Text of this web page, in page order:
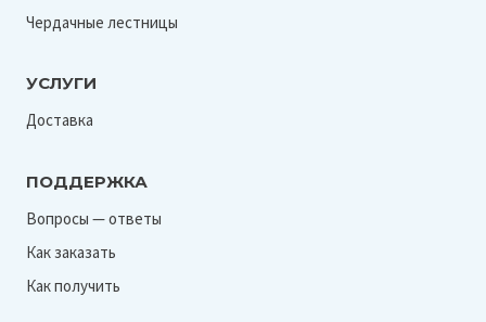
Чердачные лестницы
УСЛУГИ
Доставка
ПОДДЕРЖКА
Вопросы — ответы
Как заказать
Как получить